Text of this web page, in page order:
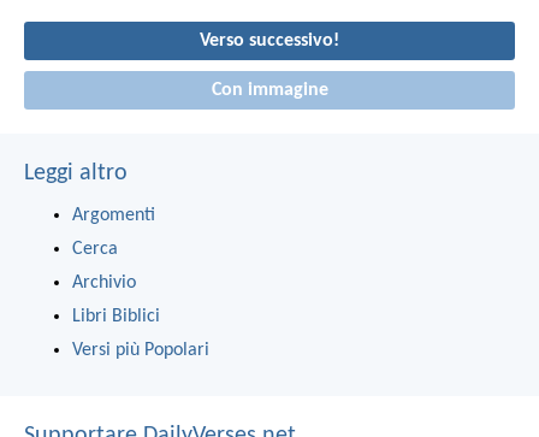
Verso successivo!
Con immagine
Leggi altro
Argomenti
Cerca
Archivio
Libri Biblici
Versi più Popolari